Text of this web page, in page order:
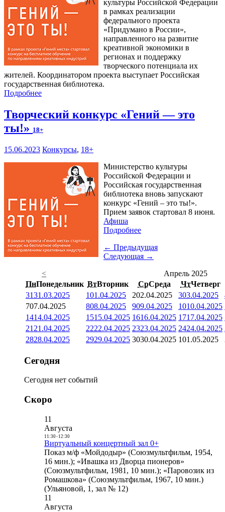
культуры Российской Федерации
в рамках реализации
федерального проекта
«Придумано в России»,
направленного на развитие
креативной экономики в
регионах и поддержку
творческого потенциала их
жителей. Координатором проекта выступает Российская
государственная библиотека.
Подробнее
Творческий конкурс «Гений — это
ты!» 18+
15.06.2023 Конкурсы, 18+
Министерство культуры
Российской Федерации и
Российская государственная
библиотека вновь запускают
конкурс «Гений – это ты!».
Прием заявок стартовал 8 июня.
Афиша
Подробнее
← Предыдущая
Следующая →
<
Апрель 2025
ПнПонедельник ВтВторник СрСреда ЧтЧетверг
3131.03.2025 101.04.2025 202.04.2025 303.04.2025
707.04.2025 808.04.2025 909.04.2025 1010.04.2025
1414.04.2025 1515.04.2025 1616.04.2025 1717.04.2025
21 21.04.2025 2222.04.2025 2323.04.2025 2424.04.2025
2828.04.2025 2929.04.2025 3030.04.2025 101.05.2025
Сегодня
Сегодня нет событий
Скоро
11
Августа
11:30- 12:30
Виртуальный концертный зал 0+
Показ м/ф «Мойдодыр» (Союзмультфильм, 1954,
16 мин.); «Ивашка из Дворца пионеров»
(Союзмультфильм, 1981, 10 мин.); «Паровозик из
Ромашкова» (Союзмультфильм, 1967, 10 мин.)
(Ульяновой, 1, зал № 12)
11
Августа